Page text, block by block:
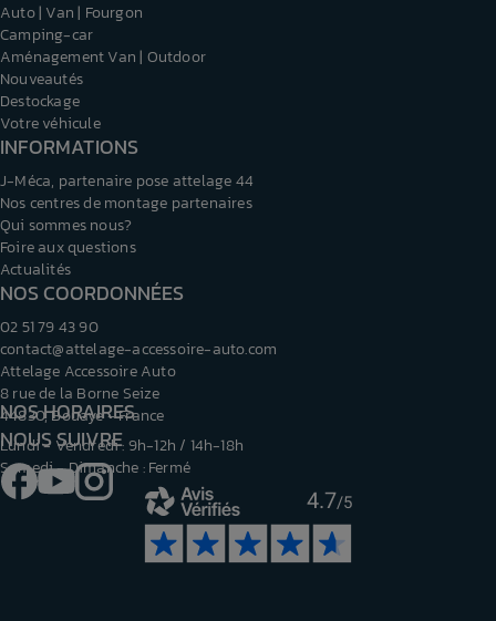
Auto | Van | Fourgon
Camping-car
Aménagement Van | Outdoor
Nouveautés
Destockage
Votre véhicule
INFORMATIONS
J-Méca, partenaire pose attelage 44
Nos centres de montage partenaires
Qui sommes nous?
Foire aux questions
Actualités
NOS COORDONNÉES
02 51 79 43 90
contact@attelage-accessoire-auto.com
Attelage Accessoire Auto
8 rue de la Borne Seize
44830, Bouaye - France
NOUS SUIVRE
FacebookYouTubeInstagram
NOS HORAIRES
Lundi - Vendredi : 9h-12h / 14h-18h
Samedi - Dimanche : Fermé
4.7/5